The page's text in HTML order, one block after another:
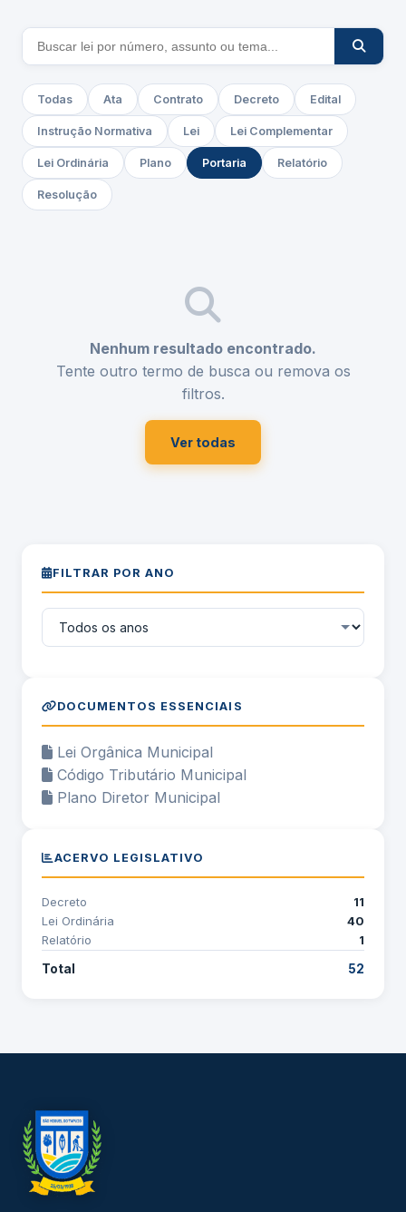
Todas Ata Contrato Decreto Edital
Instrução Normativa Lei Lei Complementar
Lei Ordinária Plano Portaria Relatório
Resolução
Nenhum resultado encontrado.
Tente outro termo de busca ou remova os
filtros.
Ver todas
FILTRAR POR ANO
DOCUMENTOS ESSENCIAIS
Lei Orgânica Municipal
Código Tributário Municipal
Plano Diretor Municipal
ACERVO LEGISLATIVO
Decreto
11
Lei Ordinária
40
Relatório
1
Total
52